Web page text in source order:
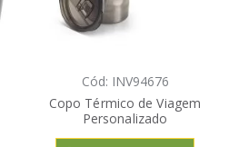
Cód: INV94676
Copo Térmico de Viagem
Personalizado